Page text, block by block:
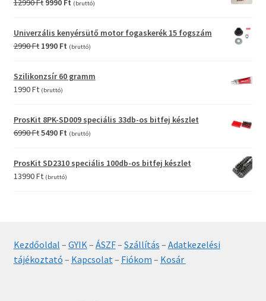
was:
12990 Ft.
is:
9990 Ft.
(bruttó)
Univerzális kenyérsütő motor fogaskerék 15 fogszám
2990Ft Original
was:
1990 FtCurrent
1990 Ft.
(bruttó)
Szilikonzsír 60 gramm
1990Ft (bruttó)
ProsKit 8PK-SD009 speciális 33db-os bitfej készlet
6990Ft Original
5490 FtCurrent
5490 Ft.
(bruttó)
ProsKit SD2310 speciális 100db-os bitfej készlet
13990Ft (bruttó)
Kezdőoldal – GYIK– ÁSZF– Szállítás – Adatkezelési
tájékoztató – Kapcsolat– Fiókom – Kosár